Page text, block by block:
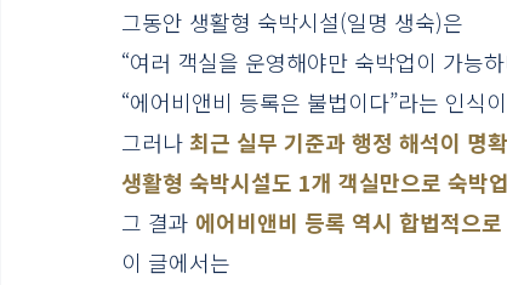
그동안 생활형 숙박시설(일명 생숙)은
“여러 객실을 운영해야만 숙박업이 가능
“에어비앤비 등록은 불법이다”라는 인식
그러나 최근 실무 기준과 행정 해석이 명
생활형 숙박시설도 1개 객실만으로 숙박
그 결과 에어비앤비 등록 역시 합법적으
이 글에서는